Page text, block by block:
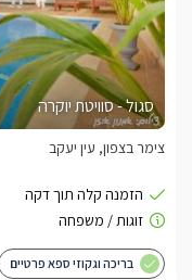
סגול - סוויטת יוקרה
צימר בצפון, עין יעקב
בריכה וגקוזי ספא פרטיים